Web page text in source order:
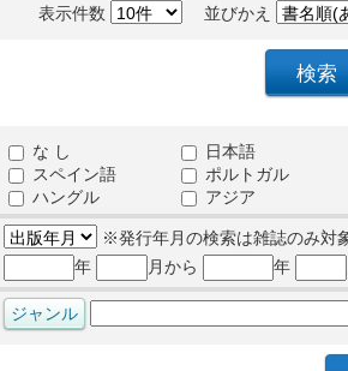
表示件数 並びかえ
な し
日本語
スペイン語
ポルトガル
ハングル
アジア
※発行年月の検索は雑誌のみ対
年
月から 年